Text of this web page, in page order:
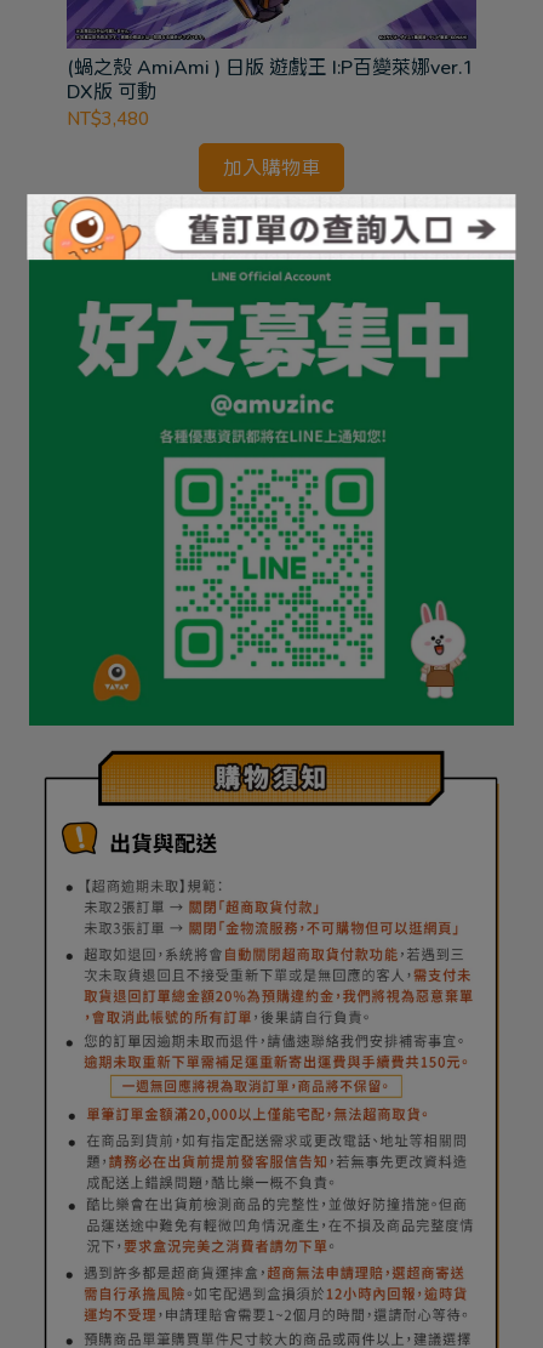
(蝸之殼 AmiAmi ) 日版 遊戲王 I:P百變萊娜ver.1
DX版 可動
NT$3,480
加入購物車